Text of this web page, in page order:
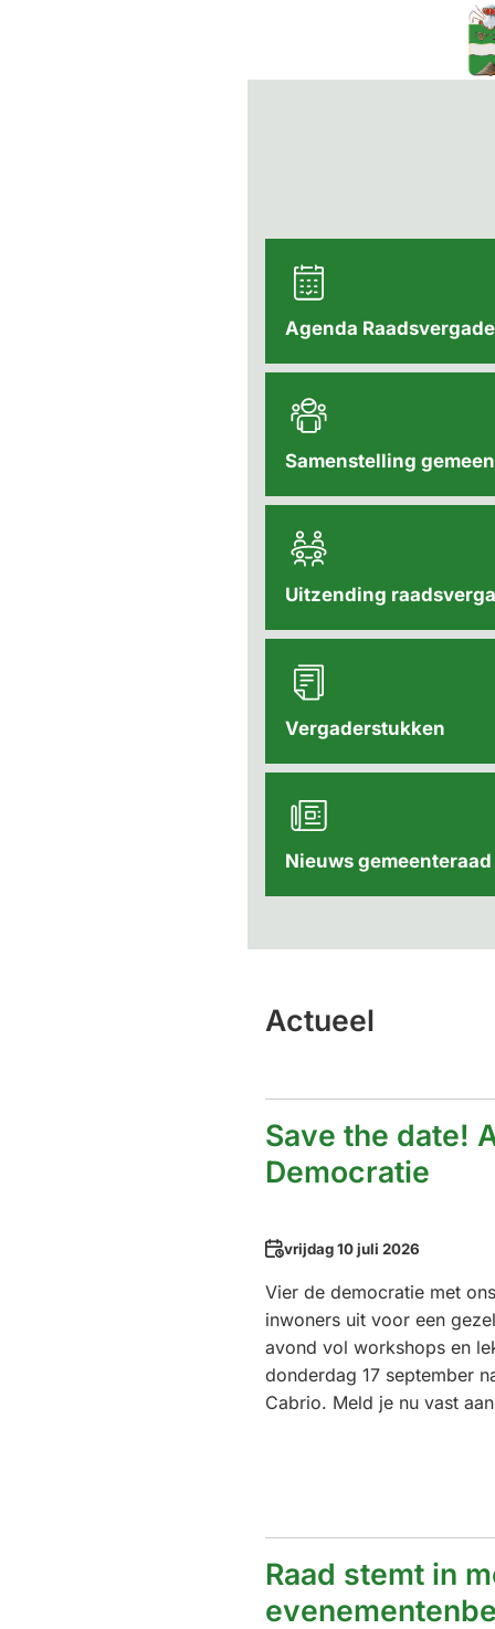
Agenda
Samenstelling
Uitzending
Vergaderstukken
Nieuws gemeenteraad
Actueel
Save the date!
Democratie
Datum
vrijdag 10 juli 2026
Vier de democratie met
inwoners uit voor een
avond vol workshops en
donderdag 17 september
Cabrio. Meld je nu vast
Raad stemt in